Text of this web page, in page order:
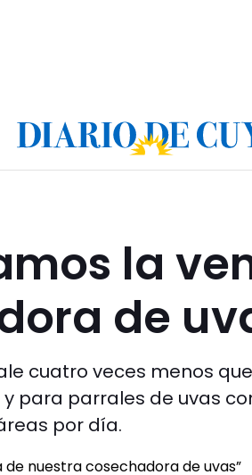
la
de
cuatro veces menos
para parrales de uvas
por día.